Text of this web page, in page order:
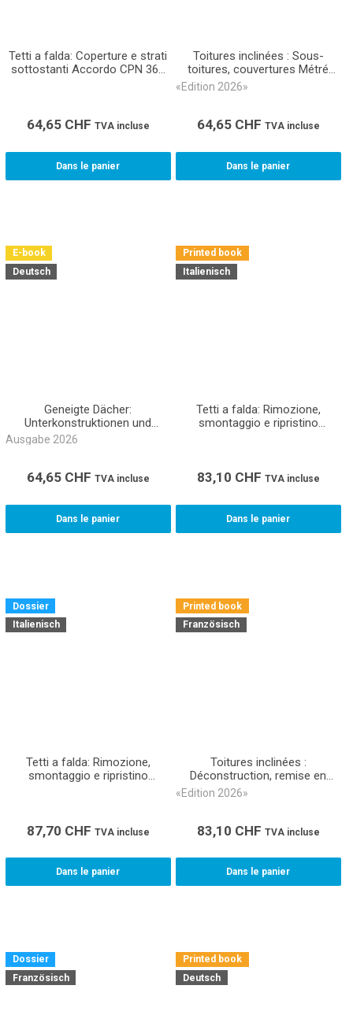
Tetti a falda: Coperture e strati
sottostanti Accordo CPN 363
64,65 CHF TVA incluse
Dans le panier
Toitures inclinées : Sous-
toitures, couvertures Métré
CAN 363 (eBook)
«Edition 2026»
64,65 CHF TVA incluse
Dans le panier
E-book
Deutsch
Geneigte Dächer:
Unterkonstruktionen und
Deckungen Akkord NPK 363
Ausgabe 2026
64,65 CHF TVA incluse
Dans le panier
Printed book
Italienisch
Tetti a falda: Rimozione,
smontaggio e ripristino
83,10 CHF TVA incluse
Dans le panier
Dossier
Italienisch
Tetti a falda: Rimozione,
smontaggio e ripristino
87,70 CHF TVA incluse
Dans le panier
Printed book
Französisch
Toitures inclinées :
Déconstruction, remise en
état Métré CAN 361 (Livre
«Edition 2026»
83,10 CHF TVA incluse
Dans le panier
Dossier
Französisch
Printed book
Deutsch